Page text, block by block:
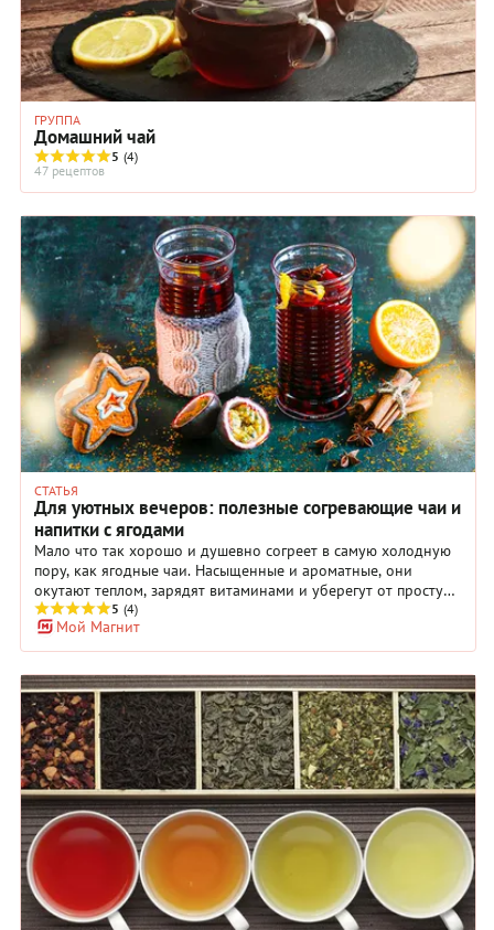
ГРУППА
Домашний чай
5 (4)
47 рецептов
СТАТЬЯ
Для уютных вечеров: полезные согревающие чаи и
напитки с ягодами
Мало что так хорошо и душевно согреет в самую холодную
пору, как ягодные чаи. Насыщенные и ароматные, они
окутают теплом, зарядят витаминами и уберегут от простуд.
Ягодные напитки можно приготовить в любое время — на
завтрак, обед, ужин или просто так. А еще заварить в
термосе или термокружке и взять с собой на прогулку в
совершенно несложно. Просто выберите любой рецепт из
нашей подборки, в которой собраны напитки из самых
разных ягод — клюквы, смородины, облепихи, малины,
брусники, вишни, шиповника, черники. Их вкус и аромат
успокоят, напомнят о лете и сделают вашу зиму уютной и
яркой. Используя наши рецепты, вы также можете
экспериментировать с ягодами и пряностями, чтобы всякий
раз у вас получался новый уникальный ягодный чай.
5 (4)
Мой Магнит